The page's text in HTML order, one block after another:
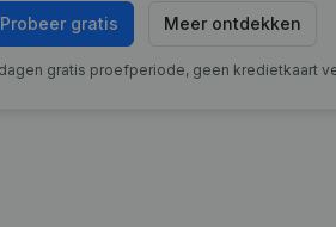
Probeer gratis Meer ontdekken
gratis proefperiode, geen kredietkaart